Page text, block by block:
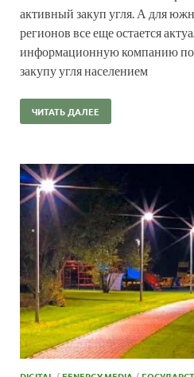
активный закуп угля. А для
регионов все еще остается
информационную компанию по
закупу угля населением
ЧИТАТЬ ДАЛЕЕ